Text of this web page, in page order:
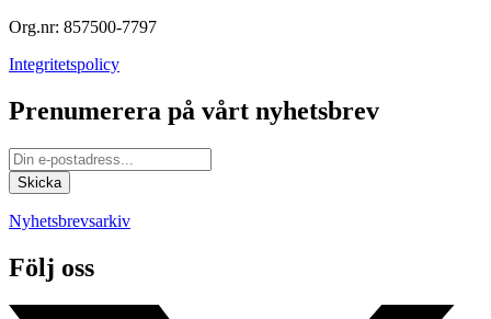
Org.nr: 857500-7797
Integritetspolicy
Prenumerera på vårt nyhetsbrev
Nyhetsbrevsarkiv
Följ oss